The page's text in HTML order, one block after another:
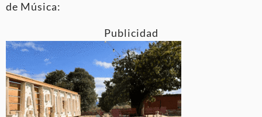
de Música:
Publicidad